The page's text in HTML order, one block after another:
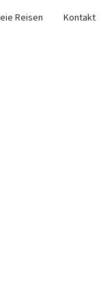
Reisen
Kontakt